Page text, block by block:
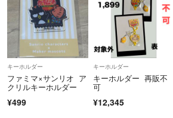
キーホルダー
ファミマ×サンリオ ア
クリルキーホルダー
¥499
キーホルダー
キーホルダー 再販不
可
¥12,345